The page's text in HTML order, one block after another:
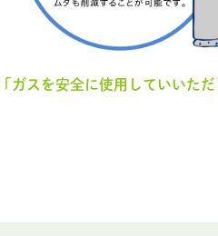
「ガスを安全に使用していいた